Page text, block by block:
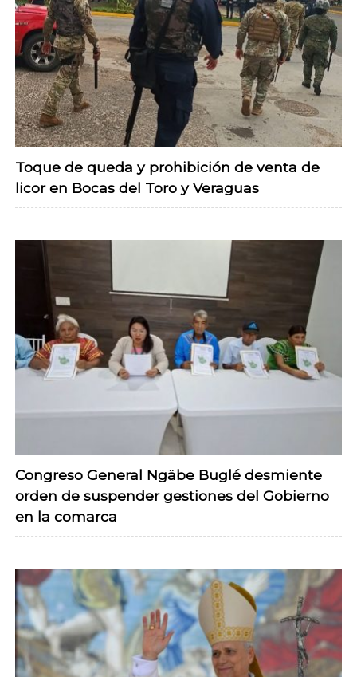
Toque de queda y prohibición de venta de
licor en Bocas del Toro y Veraguas
Congreso General Ngäbe Buglé desmiente
orden de suspender gestiones del Gobierno
en la comarca